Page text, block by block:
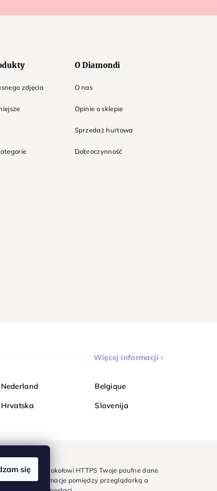
się
zdjęcia
O Diamondi
O nas
Opinie o sklepie
Sprzedaż hurtowa
Dobroczynność
Więcej informacji
Nederland Belgique
Hrvatska Slovenija
Dzięki protokołowi HTTPS Twoje poufne dane
wszystkie informacje pomiędzy przeglądarką a